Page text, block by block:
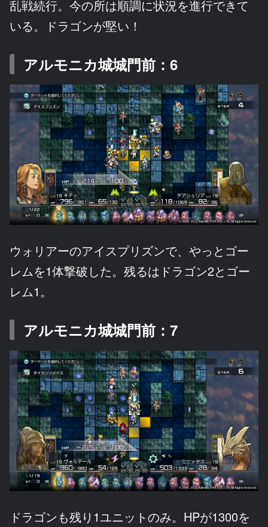
乱戦続行。今の所は順調に状況を進行できて
いる。ドラゴンが堅い！
アルモニカ城城門前：6
ウォリアーのアイスプリズンで、やっとゴー
レムを1体撃破した。残るはドラゴン2とゴー
レム1。
アルモニカ城城門前：7
ドラゴンも残り1ユニットのみ。HPが1300を